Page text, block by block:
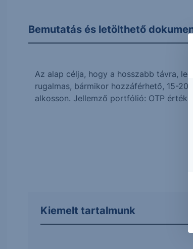
Bemutatás és letölthető
Az alap célja, hogy a hosszabb távra,
rugalmas, bármikor hozzáférhető, 15-
alkosson. Jellemző portfólió: OTP
Kiemelt tartalmunk